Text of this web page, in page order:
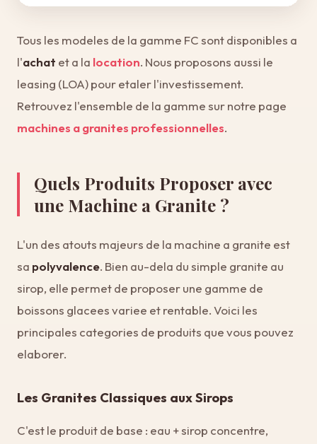
Tous les modeles de la gamme FC sont disponibles a
l'achat et a la location. Nous proposons aussi le
leasing (LOA) pour etaler l'investissement.
Retrouvez l'ensemble de la gamme sur notre page
machines a granites professionnelles.
Quels Produits Proposer avec
une Machine a Granite ?
L'un des atouts majeurs de la machine a granite est
sa polyvalence. Bien au-dela du simple granite au
sirop, elle permet de proposer une gamme de
boissons glacees variee et rentable. Voici les
principales categories de produits que vous pouvez
elaborer.
Les Granites Classiques aux Sirops
C'est le produit de base : eau + sirop concentre,